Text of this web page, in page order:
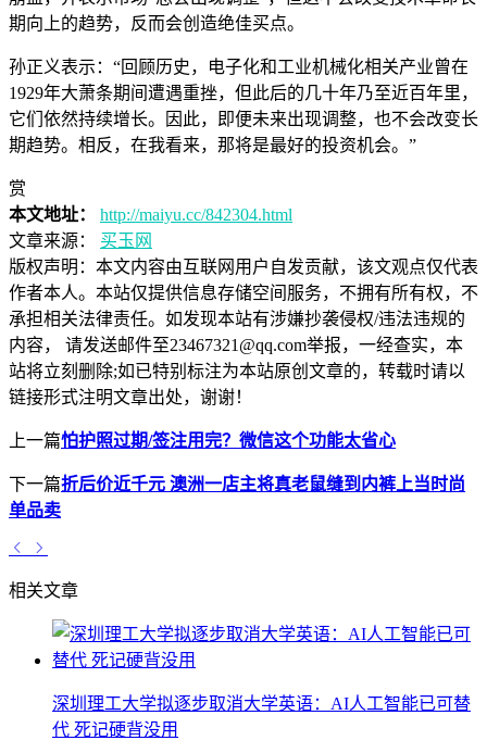
期向上的趋势，反而会创造绝佳买点。
孙正义表示：“回顾历史，电子化和工业机械化相关产业曾在
1929年大萧条期间遭遇重挫，但此后的几十年乃至近百年里，
它们依然持续增长。因此，即便未来出现调整，也不会改变长
期趋势。相反，在我看来，那将是最好的投资机会。”
赏
本文地址：
http://maiyu.cc/842304.html
文章来源：
买玉网
版权声明： 本文内容由互联网用户自发贡献，该文观点仅代表
作者本人。本站仅提供信息存储空间服务，不拥有所有权，不
承担相关法律责任。如发现本站有涉嫌抄袭侵权/违法违规的
内容， 请发送邮件至23467321@qq.com举报，一经查实，本
站将立刻删除;如已特别标注为本站原创文章的，转载时请以
链接形式注明文章出处，谢谢！
上一篇怕护照过期/签注用完？微信这个功能太省心
下一篇折后价近千元 澳洲一店主将真老鼠缝到内裤上当时尚
单品卖
相关文章
深圳理工大学拟逐步取消大学英语：AI人工智能已可替
代 死记硬背没用